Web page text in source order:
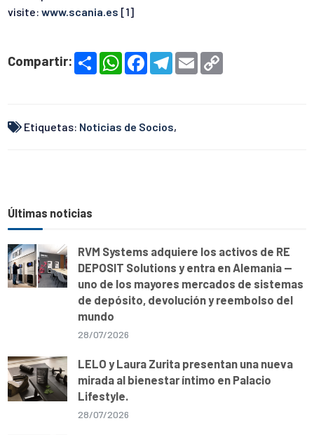
visite:www.scania.es [1]
Compartir:
S
h
W
h
p
F
o
T
e
a
m
E
m
Etiquetas: Noticias de Socios,
Últimas noticias
RVM Systems adquiere los activos de RE
DEPOSIT Solutions y entra en Alemania —
uno de los mayores mercados de sistemas
de depósito, devolución y reembolso del
mundo
28/07/2026
LELO y Laura Zurita presentan una nueva
mirada al bienestar íntimo en Palacio
Lifestyle.
28/07/2026